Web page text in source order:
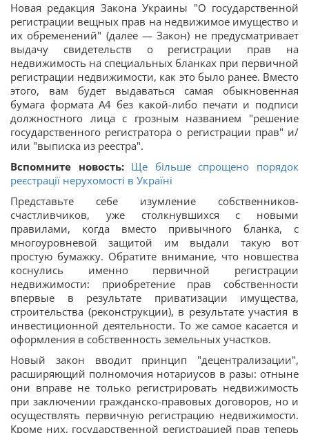
Новая редакция Закона Украины "О государственной
регистрации вещных прав на недвижимое имущество и
их обременений" (далее — Закон) не предусматривает
выдачу свидетельств о регистрации прав на
недвижимость на специальных бланках при первичной
регистрации недвижимости, как это было ранее. Вместо
этого, вам будет выдаваться самая обыкновенная
бумага формата А4 без какой-либо печати и подписи
должностного лица с грозным названием "решение
государственного регистратора о регистрации прав" и/
или "выписка из реестра".
Вспомните новость: Ще більше спрощено порядок
реєстрації нерухомості в Україні
Представьте себе изумление собственников-
счастливчиков, уже столкнувшихся с новыми
правилами, когда вместо привычного бланка, с
многоуровневой защитой им выдали такую вот
простую бумажку. Обратите внимание, что новшества
коснулись именно первичной регистрации
недвижимости: приобретение прав собственности
впервые в результате приватизации имущества,
строительства (реконструкции), в результате участия в
инвестиционной деятельности. То же самое касается и
оформления в собственность земельных участков.
Новый закон вводит принцип "децентрализации",
расширяющий полномочия нотариусов в разы: отныне
они вправе не только регистрировать недвижимость
при заключении гражданско-правовых договоров, но и
осуществлять первичную регистрацию недвижимости.
Кроме них, государственной регистрацией прав теперь